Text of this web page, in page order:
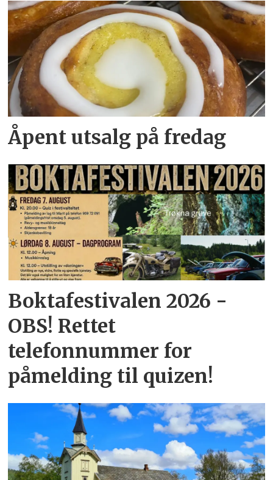
Åpent utsalg på fredag
Boktafestivalen 2026 -
OBS! Rettet
telefonnummer for
påmelding til quizen!